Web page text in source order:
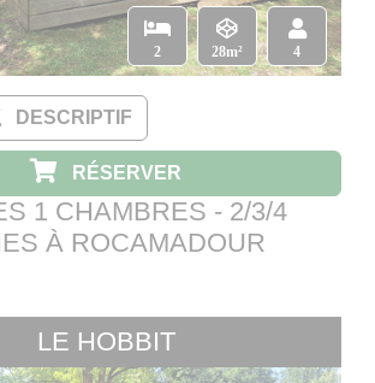
2 28m² 4
DESCRIPTIF
RÉSERVER
1 CHAMBRES - 2/3/4
À ROCAMADOUR
LE HOBBIT